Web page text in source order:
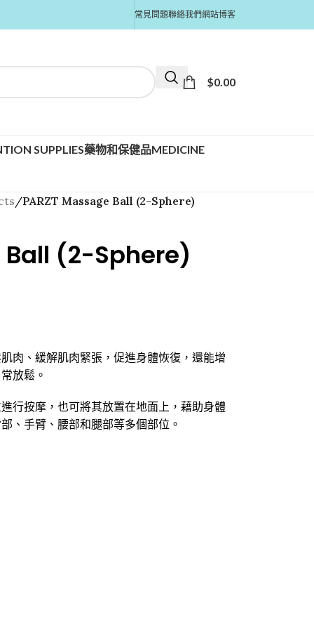
常見問題聯絡我們網站博客
$0.00
SUPPLIES藥物和保健品MEDICINE
/PARZT Massage Ball (2-Sphere)
Ball (2-Sphere)
肉、緩解肌肉緊張，促進身體恢復，還能增
放鬆。
行按摩，也可將其放置在地面上，藉助身體
、手臂、腰部和腿部等多個部位。